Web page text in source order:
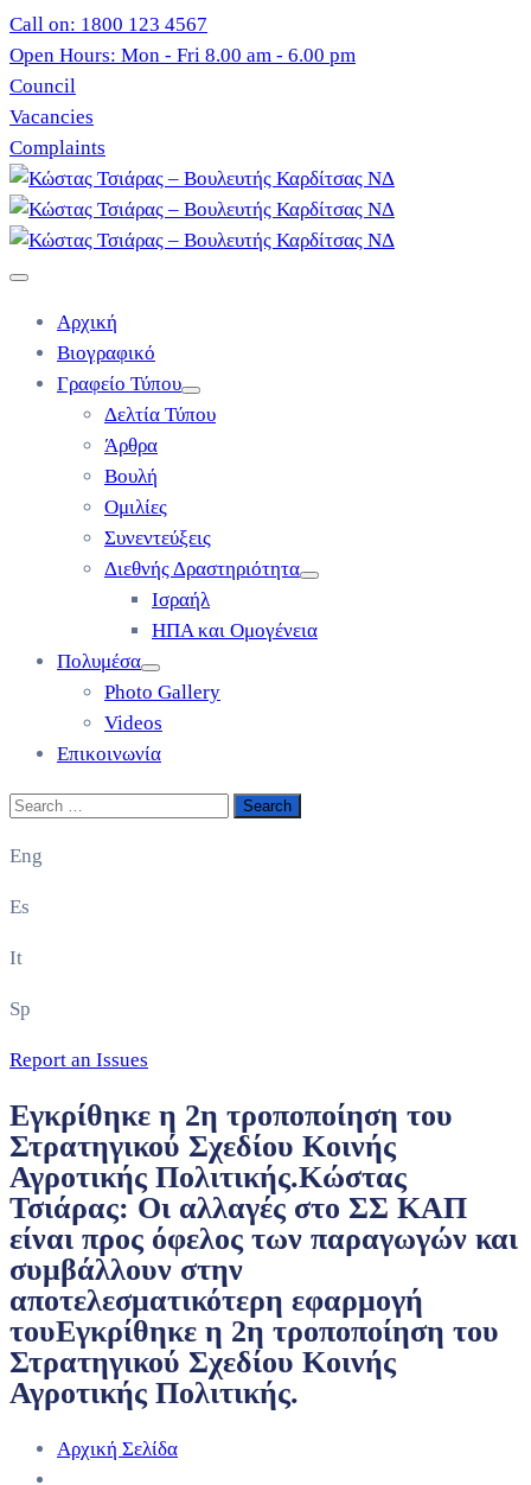
Call on: 1800 123 4567
Open Hours: Mon - Fri 8.00 am - 6.00 pm
Council
Vacancies
Complaints
Αρχική
Βιογραφικό
Γραφείο Τύπου
Δελτία Τύπου
Άρθρα
Βουλή
Ομιλίες
Συνεντεύξεις
Διεθνής Δραστηριότητα
Ισραήλ
ΗΠΑ και Ομογένεια
Πολυμέσα
Photo Gallery
Videos
Επικοινωνία
Eng
Es
It
Sp
Report an Issues
Εγκρίθηκε η 2η τροποποίηση του
Στρατηγικού Σχεδίου Κοινής
Αγροτικής Πολιτικής.Κώστας
Τσιάρας: Οι αλλαγές στο ΣΣ ΚΑΠ
είναι προς όφελος των παραγωγών και
συμβάλλουν στην
αποτελεσματικότερη εφαρμογή
τουΕγκρίθηκε η 2η τροποποίηση του
Στρατηγικού Σχεδίου Κοινής
Αγροτικής Πολιτικής.
Αρχική Σελίδα